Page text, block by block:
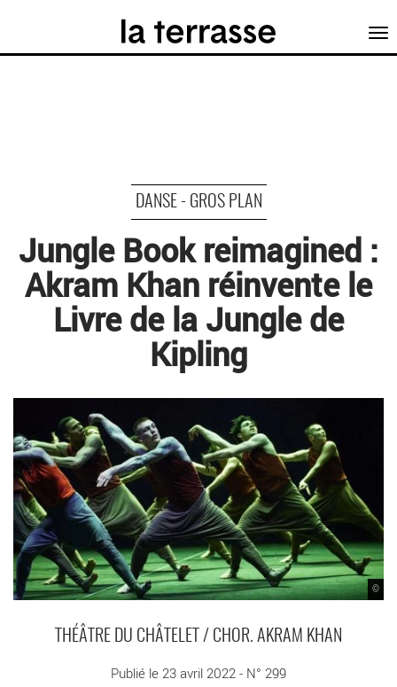
DANSE - GROS PLAN
Jungle Book reimagined :
Akram Khan réinvente le
Livre de la Jungle de
Kipling
©
THÉÂTRE DU CHÂTELET / CHOR. AKRAM KHAN
Publié le 23 avril 2022 - N° 299